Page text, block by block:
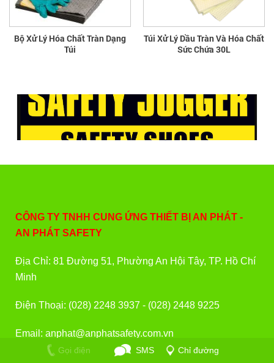
Bộ Xử Lý Hóa Chất Tràn Dạng
Túi
Túi Xử Lý Dầu Tràn Và Hóa Chất
Sức Chứa 30L
CÔNG TY TNHH CUNG ỨNG THIẾT BỊ AN PHÁT -
AN PHÁT SAFETY
Địa Chỉ: 81 Đường 51, Phường An Hội Tây, TP. Hồ Chí
Minh
Điện Thoại: (028) 2248 3937 - (028) 2448 9225
Email: anphat@anphatsafety.com.vn
Gọi điện SMS Chỉ đường